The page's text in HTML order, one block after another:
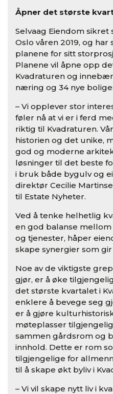
Åpner det største
Selvaag Eiendom sikret
Oslo våren 2019, og
planene for sitt
Planene vil åpne opp
Kvadraturen og
næring og 34 nye
– Vi opplever stor
føler nå at vi er i ferd
riktig til Kvadraturen.
historien og det unike,
god og moderne
løsninger til det beste
i bruk både bygulv og
direktør Cecilie
til Estate Nyheter.
Ved å tenke helhetlig
en god balanse
og tjenester, håper
skape synergier som
Noe av de viktigste
gjør, er å øke
det største kvartalet i
enklere å bevege seg
er å gjøre
møteplasser
sammen gårdsrom og
innhold. Dette er rom
tilgjengelige for
til å skape økt byliv i
– Vi vil skape nytt liv i